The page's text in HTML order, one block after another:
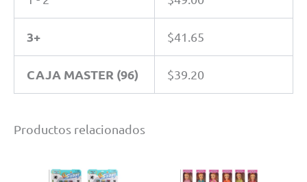
3+ $41.65
CAJA MASTER (96) $39.20
Productos relacionados